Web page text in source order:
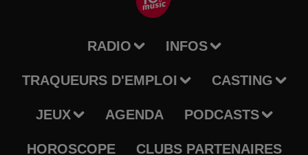
RADIO INFOS
TRAQUEURS D'EMPLOI CASTING
JEUX AGENDA PODCASTS
HOROSCOPE CLUBS PARTENAIRES